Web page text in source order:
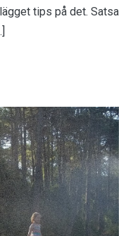
tips på det. Satsa